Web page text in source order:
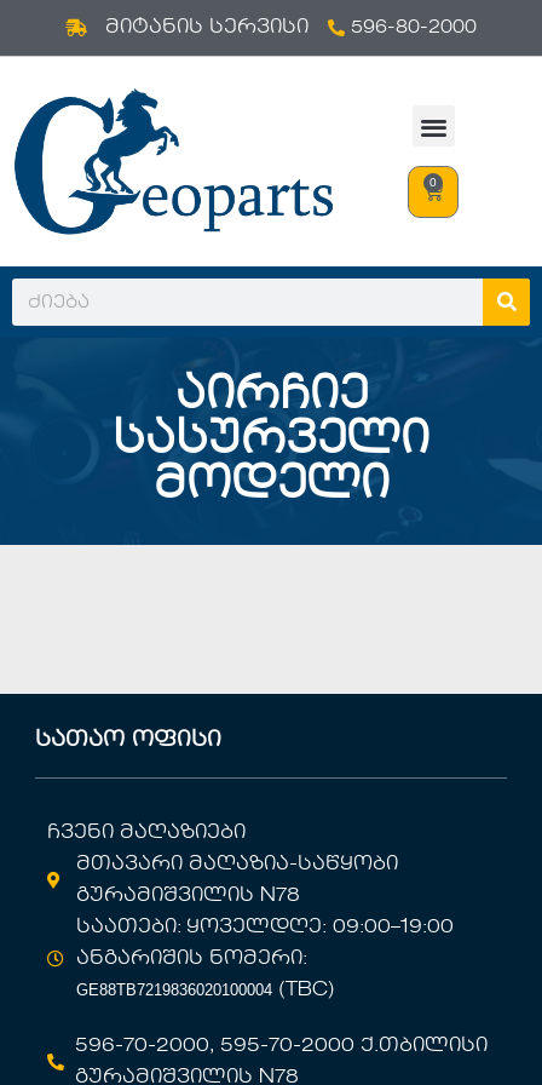
to
მიტანის სერვისი 596-80-2000
0
აირჩიე
სასურველი
მოდელი
სათაო ოფისი
ჩვენი მაღაზიები
მთავარი მაღაზია-საწყობი
გურამიშვილის N78
საათები: ყოველდღე: 09:00–19:00
ანგარიშის ნომერი:
GE88TB7219836020100004(TBC)
596-70-2000, 595-70-2000 ქ.თბილისი
გურამიშვილის N78